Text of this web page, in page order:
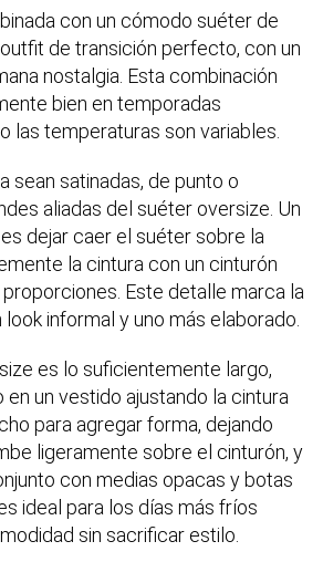
con un cómodo suéter de
de transición perfecto, con un
nostalgia. Esta combinación
bien en temporadas
las temperaturas son variables.
sean satinadas, de punto o
aliadas del suéter oversize. Un
dejar caer el suéter sobre la
la cintura con un cinturón
Este detalle marca la
informal y uno más elaborado.
es lo suficientemente largo,
un vestido ajustando la cintura
para agregar forma, dejando
ligeramente sobre el cinturón, y
con medias opacas y botas
ideal para los días más fríos
sin sacrificar estilo.